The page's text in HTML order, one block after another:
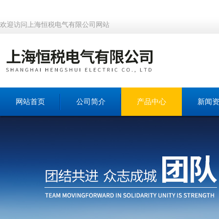
欢迎访问上海恒税电气有限公司网站
网站首页 公司简介 产品中心 新闻